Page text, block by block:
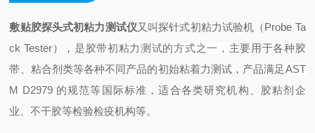
敷贴胶探头式初粘力测试仪又叫探针式初粘力试验机（Probe Ta
ck Tester）
， 是胶带初粘力测试的方式之一， 主要用于各种胶
带、粘合剂类等各种不同产品的初始粘着力测试，产品满足AST
M D2979 的规范等国际标准，适合各类研究机构、胶粘剂企
业、不干胶等检验检疫机构等。